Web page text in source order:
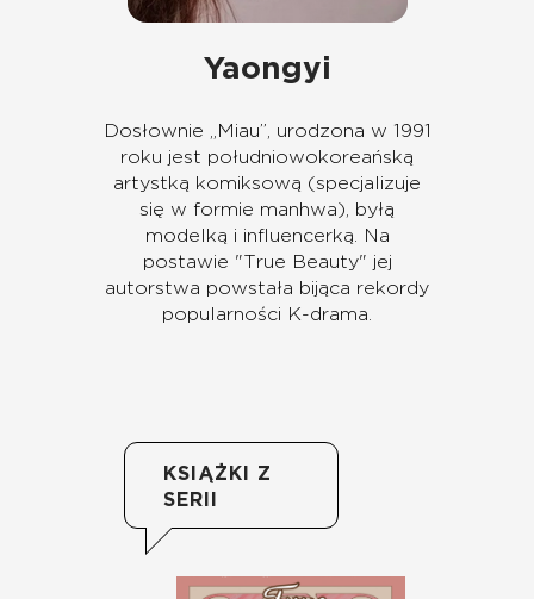
Yaongyi
Dosłownie „Miau”, urodzona w 1991
roku jest południowokoreańską
artystką komiksową (specjalizuje
się w formie manhwa), byłą
modelką i influencerką. Na
postawie "True Beauty" jej
autorstwa powstała bijąca rekordy
popularności K-drama.
KSIĄŻKI Z
SERII